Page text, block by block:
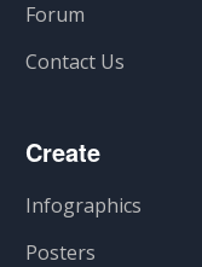
Forum
Contact Us
Create
Infographics
Posters